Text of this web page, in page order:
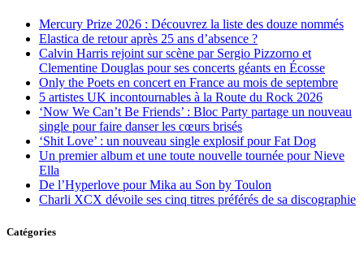
Mercury Prize 2026 : Découvrez la liste des douze nommés
Elastica de retour après 25 ans d’absence ?
Calvin Harris rejoint sur scène par Sergio Pizzorno et
Clementine Douglas pour ses concerts géants en Écosse
Only the Poets en concert en France au mois de septembre
5 artistes UK incontournables à la Route du Rock 2026
‘Now We Can’t Be Friends’ : Bloc Party partage un nouveau
single pour faire danser les cœurs brisés
‘Shit Love’ : un nouveau single explosif pour Fat Dog
Un premier album et une toute nouvelle tournée pour Nieve
Ella
De l’Hyperlove pour Mika au Son by Toulon
Charli XCX dévoile ses cinq titres préférés de sa discographie
Catégories